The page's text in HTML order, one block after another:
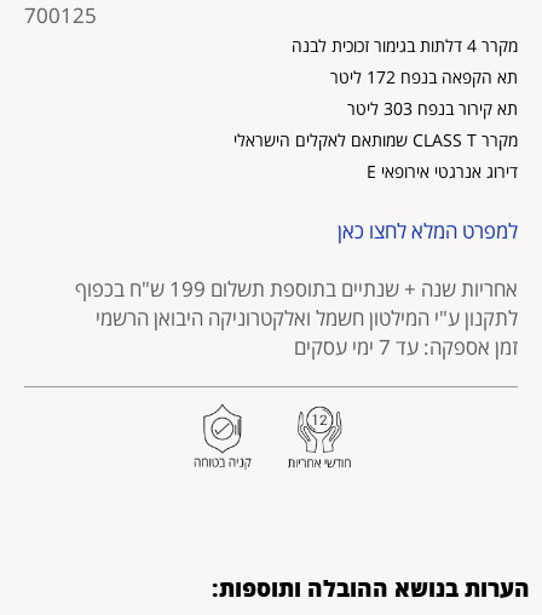
700125
מוצר
מקרר 4 דלתות בגימור זכוכית לבנה
תא הקפאה בנפח 172 ליטר
תא קירור בנפח 303 ליטר
מקרר CLASS T שמותאם לאקלים הישראלי
דירוג אנרגטי אירופאי E
למפרט המלא לחצו כאן
אחריות שנה + שנתיים בתוספת תשלום 199 ש"ח בכפוף
לתקנוןע"י המילטון חשמל ואלקטרוניקה היבואן הרשמי
זמן אספקה: עד 7 ימי עסקים
הערות בנושא ההובלה ותוספות: